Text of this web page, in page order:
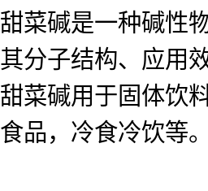
甜菜碱是一种碱性
其分子结构、应用
甜菜碱用于固体饮
食品，冷食冷饮等。